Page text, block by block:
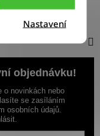
Nastavení
objednávku!
o novinkách nebo
se zasíláním
osobních údajů.